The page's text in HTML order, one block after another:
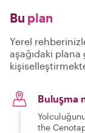
Bu plan
Yerel
aşağıdaki
Buluşma
the